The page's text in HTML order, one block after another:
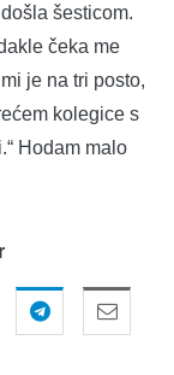
šesticom.
čeka me
je na tri posto,
kolegice s
Hodam malo